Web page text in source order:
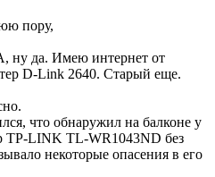
пору,
ну да. Имею интернет от
D-Link 2640. Старый еще.
что обнаружил на балконе у
TP-LINK TL-WR1043ND без
некоторые опасения в его